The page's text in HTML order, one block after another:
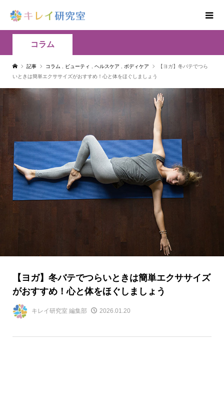
コラム
記事 コラム ビューティ ヘルスケア ボディケア
【ヨガ】冬バテでつら
いときは簡単エクササイズがおすすめ！心と体をほぐしましょう
【ヨガ】冬バテでつらいときは簡単エクササイズ
がおすすめ！心と体をほぐしましょう
キレイ研究室 編集部 2026.01.20